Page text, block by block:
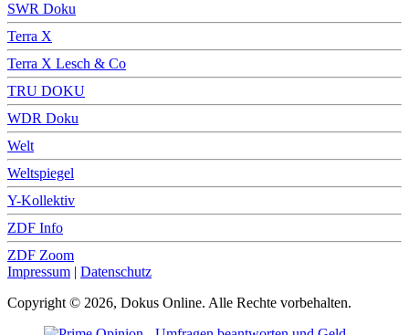
SWR Doku
Terra X
Terra X Lesch & Co
TRU DOKU
WDR Doku
Welt
Weltspiegel
Y-Kollektiv
ZDF Info
ZDF Zoom
Impressum | Datenschutz
Copyright © 2026, Dokus Online. Alle Rechte vorbehalten.